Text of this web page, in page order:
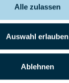
Alle zulassen
Auswahl erlauben
Ablehnen